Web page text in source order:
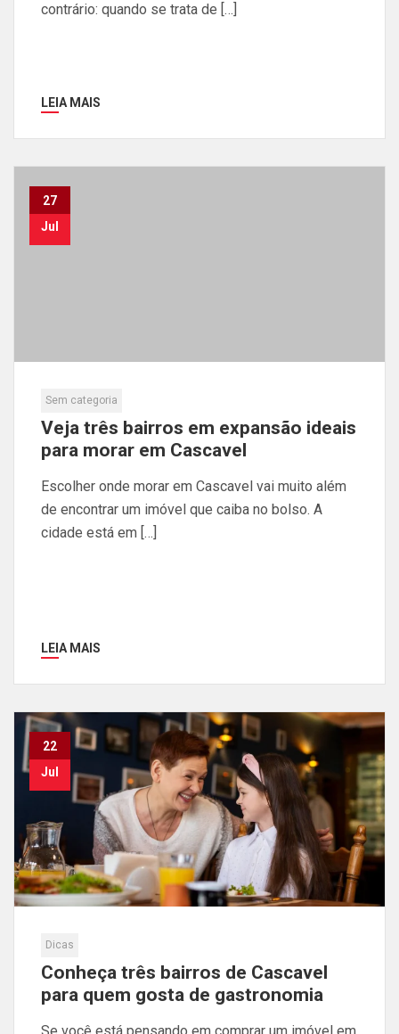
contrário: quando se trata de […]
LEIA MAIS
27
Jul
Sem categoria
Veja três bairros em expansão ideais
para morar em Cascavel
Escolher onde morar em Cascavel vai muito além
de encontrar um imóvel que caiba no bolso. A
cidade está em […]
LEIA MAIS
22
Jul
Dicas
Conheça três bairros de Cascavel
para quem gosta de gastronomia